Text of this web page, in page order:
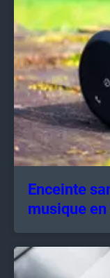
Enceinte
musique